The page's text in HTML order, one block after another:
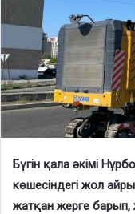
Бүгін қала әкімі
көшесіндегі жол
жатқан жерге